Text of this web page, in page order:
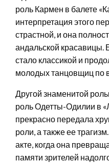
роль Кармен в балете
интерпретация этого
страстной, и она
андальской красавицы.
стало классикой и
молодых танцовщиц по
Другой знаменитой
роль Одетты-Одилии в
прекрасно передала
роли, а также ее
акте, когда она
памяти зрителей